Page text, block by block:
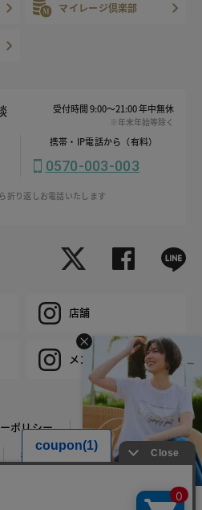
HIT ITEM - T-SHIRT
マイレージ倶楽部
受付時間 9:00～21:00 年中無休
※年末年始等除く
携帯・IP電話から（有料）
0570-003-003
折り返しお電話いたします
店舗
メンズ
ポリシー
推奨環境 企業情報
RESERVED.